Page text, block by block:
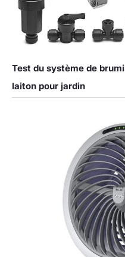
Test du système de
laiton pour jardin